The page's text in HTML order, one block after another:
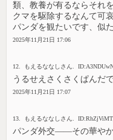
類、教養が有るならそれ
クマを駆除するなんて可
パンダを観たいです、似
2025年11月21日 17:06
12. もえるななしさん.
うるせえさくさくぱんだ
2025年11月21日 17:07
13. もえるななしさん.
パンダ外交――その華やか